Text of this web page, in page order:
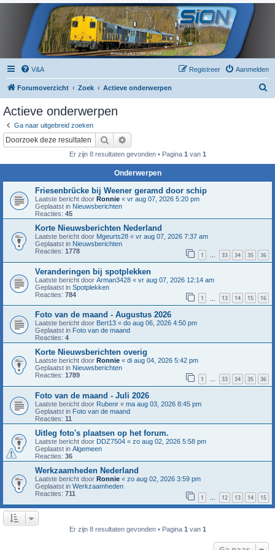
V&A Aanmelden
Registreer
Forumoverzicht Zoek Actieve onderwerpen
Actieve onderwerpen
Ga naar uitgebreid zoeken
Zoek
Er zijn 8 resultaten gevonden • Pagina 1 van 1
Onderwerpen
Friesenbrücke bij Weener geramd door schip
Laatste bericht door Ronnie « vr aug 07, 2026 5:20 pm
Geplaatst in Nieuwsberichten
Reacties: 45
Korte Nieuwsberichten Nederland
Laatste bericht door Mgeurts28 « vr aug 07, 2026 7:37 am
Geplaatst in Nieuwsberichten
Reacties: 1778 1 … 33 34 35 36
Veranderingen bij spotplekken
Laatste bericht door Arman3428 « vr aug 07, 2026 12:14 am
Geplaatst in Spotplekken
Reacties: 784 1 13 14 15 16
Foto van de maand - Augustus 2026
Laatste bericht door Bert13 « do aug 06, 2026 4:50 pm
Geplaatst in Foto van de maand
Reacties: 4
Korte Nieuwsberichten overig
Laatste bericht door Ronnie « di aug 04, 2026 5:42 pm
Geplaatst in Nieuwsberichten
Reacties: 1789 1 … 33 34 35 36
Foto van de maand - Juli 2026
Laatste bericht door Rubenr « ma aug 03, 2026 8:45 pm
Geplaatst in Foto van de maand
Reacties: 11
Uitleg foto's plaatsen op het forum.
Laatste bericht door DDZ7504 « zo aug 02, 2026 5:58 pm
Geplaatst in Algemeen
Reacties: 36
Werkzaamheden Nederland
Laatste bericht door Ronnie « zo aug 02, 2026 3:59 pm
Geplaatst in Werkzaamheden
Reacties: 711 1 … 12 13 14 15
Er zijn 8 resultaten gevonden • Pagina 1 van 1